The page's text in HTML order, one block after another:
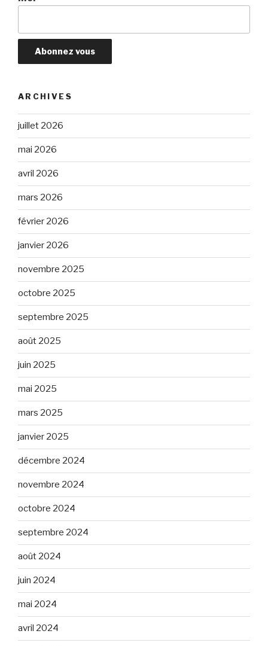
ARCHIVES
juillet 2026
mai 2026
avril 2026
mars 2026
février 2026
janvier 2026
novembre 2025
octobre 2025
septembre 2025
août 2025
juin 2025
mai 2025
mars 2025
janvier 2025
décembre 2024
novembre 2024
octobre 2024
septembre 2024
août 2024
juin 2024
mai 2024
avril 2024